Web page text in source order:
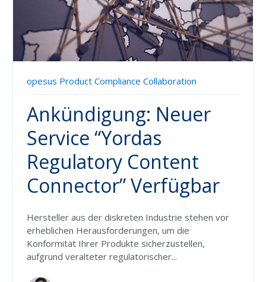
opesus Product Compliance Collaboration
Ankündigung: Neuer
Service “Yordas
Regulatory Content
Connector” Verfügbar
Hersteller aus der diskreten Industrie stehen vor
erheblichen Herausforderungen, um die
Konformität Ihrer Produkte sicherzustellen,
aufgrund veralteter regulatorischer...